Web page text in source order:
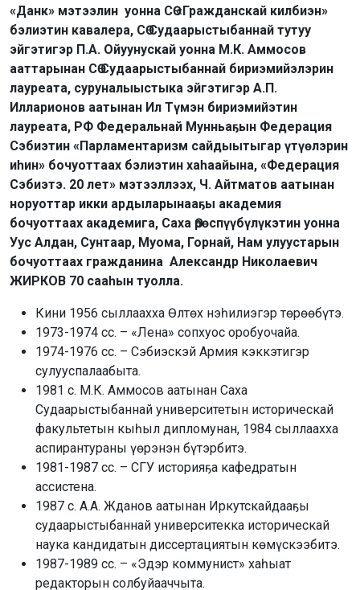
«Данк» мэтээлин уонна СӨ «Гражданскай килбиэн»
бэлиэтин кавалера, СӨ Судаарыстыбаннай тутуу
эйгэтигэр П.А. Ойуунускай уонна М.К. Аммосов
ааттарынан СӨ Судаарыстыбаннай бириэмийэлэрин
лауреата, суруналыыстыка эйгэтигэр А.П.
Илларионов аатынан Ил Түмэн бириэмийэтин
лауреата, РФ Федеральнай Мунньаҕын Федерация
Сэбиэтин «Парламентаризм сайдыытыгар үтүөлэрин
иһин» бочуоттаах бэлиэтин хаһаайына, «Федерация
Сэбиэтэ. 20 лет» мэтээллээх, Ч. Айтматов аатынан
норуоттар икки ардыларынааҕы академия
бочуоттаах академига, Саха Өрөспүүбүлүкэтин уонна
Уус Алдан, Сунтаар, Муома, Горнай, Нам улуустарын
бочуоттаах гражданина Александр Николаевич
ЖИРКОВ 70 сааһын туолла.
Кини 1956 сыллаахха Өлтөх нэһилиэгэр төрөөбүтэ.
1973-1974 сс. – «Лена» сопхуос оробуочайа.
1974-1976 сс. – Сэбиэскэй Армия кэккэтигэр
сулууспалаабыта.
1981 с. М.К. Аммосов аатынан Саха
Судаарыстыбаннай университетын историческай
факультетын кыһыл дипломунан, 1984 сыллаахха
аспирантураны үөрэнэн бүтэрбитэ.
1981-1987 сс. – СГУ историяҕа кафедратын
ассистена.
1987 с. А.А. Жданов аатынан Иркутскайдааҕы
судаарыстыбаннай университекка историческай
наука кандидатын диссертациятын көмүскээбитэ.
1987-1989 сс. – «Эдэр коммунист» хаһыат
редакторын солбуйааччыта.